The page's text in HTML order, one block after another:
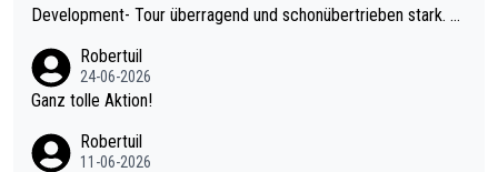
Development- Tour überragend und schonübertrieben stark. U
mal 40+ erst recht. Da gewinnst keinen Blumentopf - ist ja noc
h krasser wie ein Pokalspiel eines Kreisligisten vs einem Bund
Robertuil
24-06-2026
Ganz tolle Aktion!
Robertuil
11-06-2026